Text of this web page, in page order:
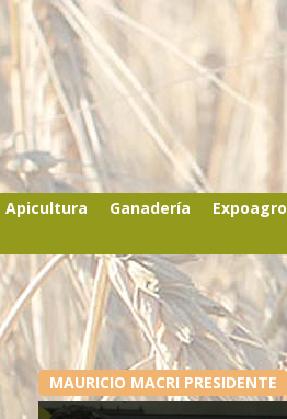
Apicultura Ganadería Expoagro
MAURICIO MACRI PRESIDENTE